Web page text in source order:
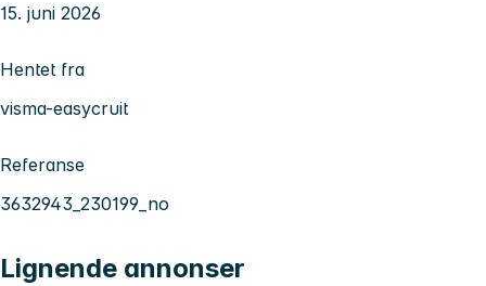
15. juni 2026
Hentet fra
visma-easycruit
Referanse
3632943_230199_no
Lignende annonser